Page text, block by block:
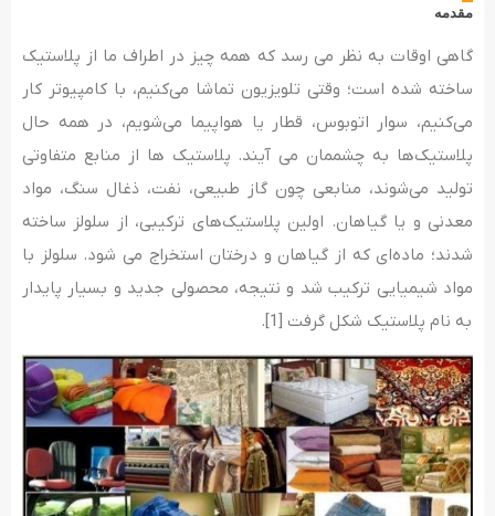
مقدمه
گاهی اوقات به نظر می رسد که همه چیز در اطراف ما از پلاستیک
ساخته شده است؛ وقتی تلویزیون تماشا می‌کنیم، با کامپیوتر کار
می‌کنیم، سوار اتوبوس، قطار یا هواپیما می‌شویم، در همه حال
پلاستیک‌ها به چشممان می آیند. پلاستیک ها از منابع متفاوتی
تولید می‌شوند، منابعی چون گاز طبیعی، نفت، ذغال سنگ، مواد
معدنی و یا گیاهان. اولین پلاستیک‌های ترکیبی، از سلولز ساخته
شدند؛ ماده‌ای که از گیاهان و درختان استخراج می شود. سلولز با
مواد شیمیایی ترکیب شد و نتیجه، محصولی جدید و بسیار پایدار
به نام پلاستیک شکل گرفت [1].